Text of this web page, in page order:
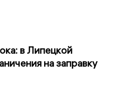
в Липецкой
на заправку